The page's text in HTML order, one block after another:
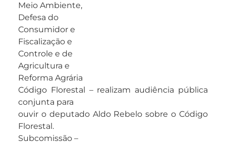
Meio Ambiente,
Defesa do
Consumidor e
Fiscalização e
Controle e de
Agricultura e
Reforma Agrária
Código Florestal – realizam audiência pública
conjunta para
ouvir o deputado Aldo Rebelo sobre o Código
Florestal.
Subcomissão –